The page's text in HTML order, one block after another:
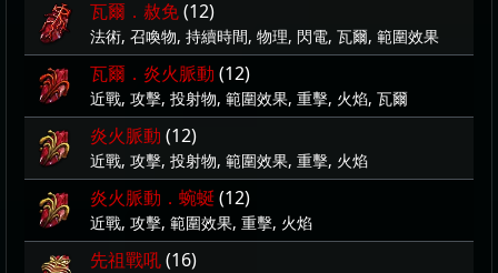
瓦爾．赦免(12)
法術, 召喚物, 持續時間, 物理, 閃電, 瓦爾, 範圍效果
瓦爾．炎火脈動 (12)
近戰, 攻擊, 投射物, 範圍效果, 重擊, 火焰, 瓦爾
炎火脈動 (12)
近戰, 攻擊, 投射物, 範圍效果, 重擊, 火焰
炎火脈動．蜿蜒(12)
近戰, 攻擊, 範圍效果, 重擊, 火焰
先祖戰吼(16)